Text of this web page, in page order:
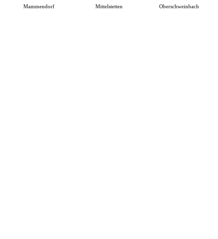
Mammendorf Mittelstetten Oberschweinbach